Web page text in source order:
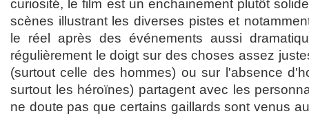
curiosité, le film est un enchainement plutôt
scènes illustrant les diverses pistes et
le réel après des événements aussi
régulièrement le doigt sur des choses assez
(surtout celle des hommes) ou sur l'absence
surtout les héroïnes) partagent avec les
ne doute pas que certains gaillards sont venus